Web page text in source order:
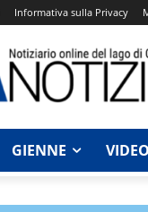
Informativa sulla Privacy
GIENNE VIDEO